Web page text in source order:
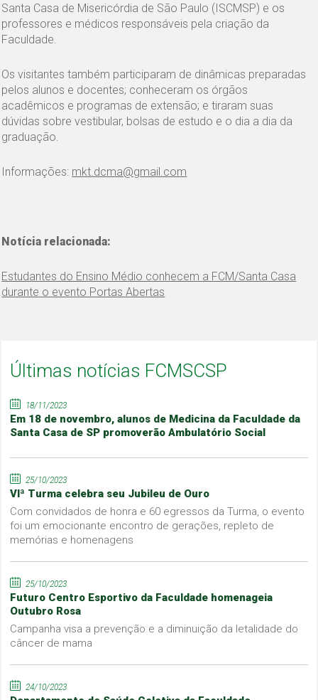
Santa Casa de Misericórdia de São Paulo (ISCMSP) e os
professores e médicos responsáveis pela criação da
Faculdade.
Os visitantes também participaram de dinâmicas preparadas
pelos alunos e docentes; conheceram os órgãos
acadêmicos e programas de extensão; e tiraram suas
dúvidas sobre vestibular, bolsas de estudo e o dia a dia da
graduação.
Informações: mkt.dcma@gmail.com
Notícia relacionada:
Estudantes do Ensino Médio conhecem a FCM/Santa Casa
durante o evento Portas Abertas
Últimas notícias FCMSCSP
18/11/2023
Em 18 de novembro, alunos de Medicina da Faculdade da
Santa Casa de SP promoverão Ambulatório Social
25/10/2023
VIª Turma celebra seu Jubileu de Ouro
Com convidados de honra e 60 egressos da Turma, o evento
foi um emocionante encontro de gerações, repleto de
memórias e homenagens
25/10/2023
Futuro Centro Esportivo da Faculdade homenageia
Outubro Rosa
Campanha visa a prevenção e a diminuição da letalidade do
câncer de mama
24/10/2023